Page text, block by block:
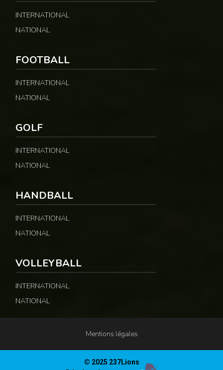
INTERNATIONAL
NATIONAL
FOOTBALL
INTERNATIONAL
NATIONAL
GOLF
INTERNATIONAL
NATIONAL
HANDBALL
INTERNATIONAL
NATIONAL
VOLLEYBALL
INTERNATIONAL
NATIONAL
Mentions légales
© 2025 237Lions